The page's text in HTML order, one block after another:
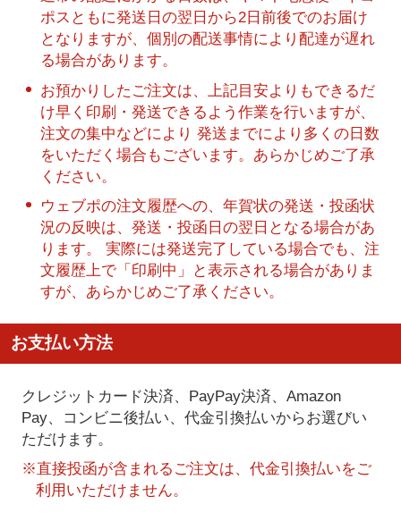
ポスともに発送日の翌日から2日前後でのお届け
となりますが、個別の配送事情により配達が遅れ
る場合があります。
お預かりしたご注文は、上記目安よりもできるだ
け早く印刷・発送できるよう作業を行いますが、
注文の集中などにより 発送までにより多くの日数
をいただく場合もございます。あらかじめご了承
ください。
ウェブポの注文履歴への、年賀状の発送・投函状
況の反映は、発送・投函日の翌日となる場合があ
ります。 実際には発送完了している場合でも、注
文履歴上で「印刷中」と表示される場合がありま
すが、あらかじめご了承ください。
お支払い方法
クレジットカード決済、PayPay決済、Amazon
Pay、コンビニ後払い、代金引換払いからお選びい
ただけます。
※直接投函が含まれるご注文は、代金引換払いをご
利用いただけません。